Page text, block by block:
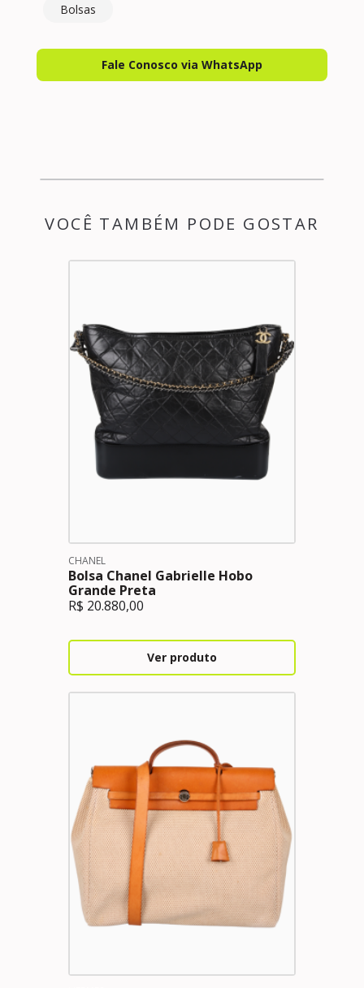
Bolsas
Fale Conosco via WhatsApp
VOCÊ TAMBÉM PODE GOSTAR
CHANEL
Bolsa Chanel Gabrielle Hobo
Grande Preta
R$ 20.880,00
Ver produto